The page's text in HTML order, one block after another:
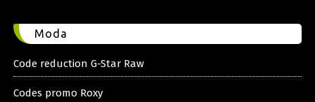
Moda
Code reduction G-Star Raw
Codes promo Roxy